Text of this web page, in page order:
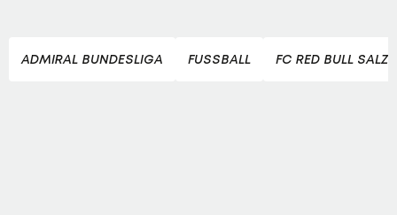
ADMIRAL BUNDESLIGA FUSSBALL FC RED BULL